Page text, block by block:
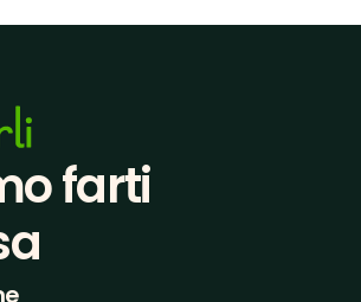
farti